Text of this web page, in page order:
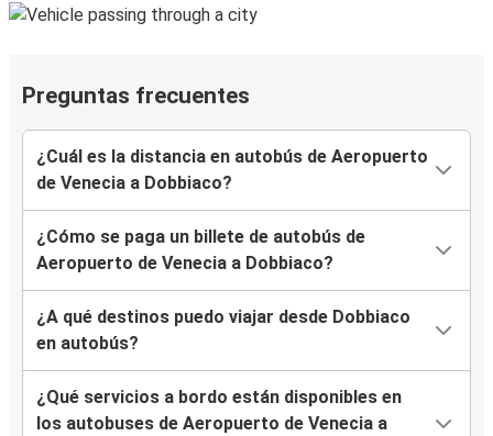
Preguntas frecuentes
¿Cuál es la distancia en autobús de Aeropuerto
de Venecia a Dobbiaco?
¿Cómo se paga un billete de autobús de
Aeropuerto de Venecia a Dobbiaco?
¿A qué destinos puedo viajar desde Dobbiaco
en autobús?
¿Qué servicios a bordo están disponibles en
los autobuses de Aeropuerto de Venecia a